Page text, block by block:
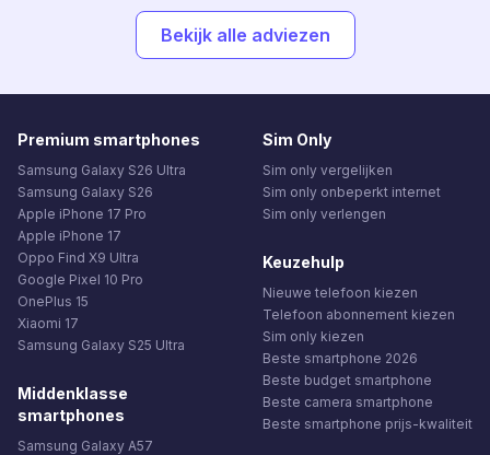
Bekijk alle adviezen
Premium smartphones
Samsung Galaxy S26 Ultra
Samsung Galaxy S26
Apple iPhone 17 Pro
Apple iPhone 17
Oppo Find X9 Ultra
Google Pixel 10 Pro
OnePlus 15
Xiaomi 17
Samsung Galaxy S25 Ultra
Middenklasse
smartphones
Samsung Galaxy A57
Sim Only
Sim only vergelijken
Sim only onbeperkt internet
Sim only verlengen
Keuzehulp
Nieuwe telefoon kiezen
Telefoon abonnement kiezen
Sim only kiezen
Beste smartphone 2026
Beste budget smartphone
Beste camera smartphone
Beste smartphone prijs-kwaliteit